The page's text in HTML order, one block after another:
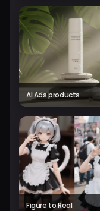
AI Ads products
Figure to Real